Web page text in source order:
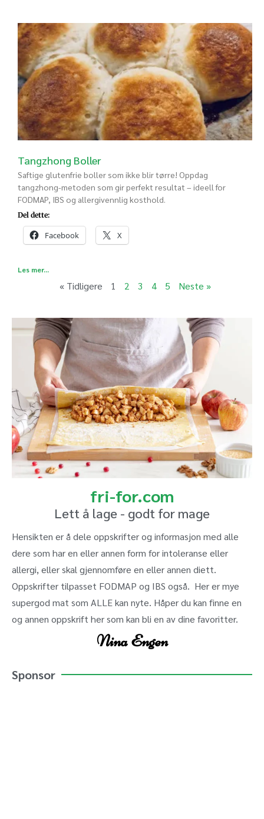
Tangzhong Boller
Saftige glutenfrie boller som ikke blir tørre! Oppdag
tangzhong-metoden som gir perfekt resultat – ideell for
FODMAP, IBS og allergivennlig kosthold.
Del dette:
Facebook X
Les mer...
« Tidligere 1 2 3 4 5 Neste »
fri-for.com
Lett å lage - godt for mage
Hensikten er å dele oppskrifter og informasjon med alle
dere som har en eller annen form for intoleranse eller
allergi, eller skal gjennomføre en eller annen diett.
Oppskrifter tilpasset FODMAP og IBS også. Her er mye
supergod mat som ALLE kan nyte. Håper du kan finne en
og annen oppskrift her som kan bli en av dine favoritter.
Nina Engen
Sponsor